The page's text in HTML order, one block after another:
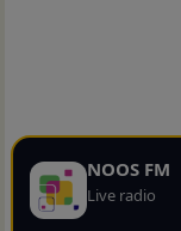
NOOS FM
Live radio